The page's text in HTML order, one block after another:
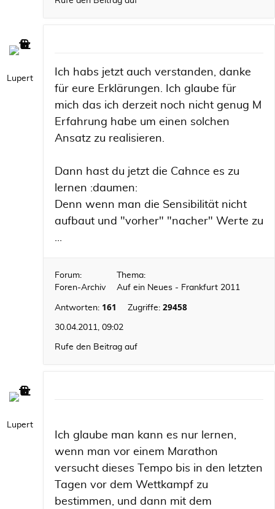
Lupert
Ich habs jetzt auch verstanden, danke
für eure Erklärungen. Ich glaube für
mich das ich derzeit noch nicht genug M
Erfahrung habe um einen solchen
Ansatz zu realisieren.
Dann hast du jetzt die Cahnce es zu
lernen :daumen:
Denn wenn man die Sensibilität nicht
aufbaut und "vorher" "nacher" Werte zu
...
Forum:
Foren-Archiv
Thema:
Auf ein Neues - Frankfurt 2011
Antworten: 161 Zugriffe: 29458
30.04.2011, 09:02
Rufe den Beitrag auf
Lupert
Ich glaube man kann es nur lernen,
wenn man vor einem Marathon
versucht dieses Tempo bis in den letzten
Tagen vor dem Wettkampf zu
bestimmen, und dann mit dem